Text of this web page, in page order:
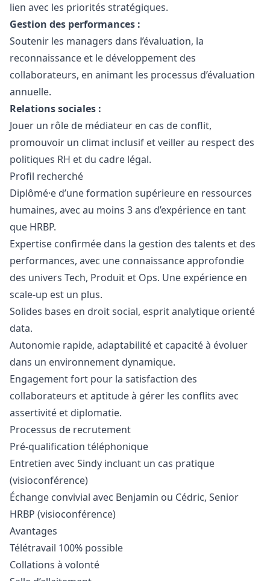
lien avec les priorités stratégiques.
Gestion des performances :
Soutenir les managers dans l’évaluation, la
reconnaissance et le développement des
collaborateurs, en animant les processus d’évaluation
annuelle.
Relations sociales :
Jouer un rôle de médiateur en cas de conflit,
promouvoir un climat inclusif et veiller au respect des
politiques RH et du cadre légal.
Profil recherché
Diplômé·e d’une formation supérieure en ressources
humaines, avec au moins 3 ans d’expérience en tant
que HRBP.
Expertise confirmée dans la gestion des talents et des
performances, avec une connaissance approfondie
des univers Tech, Produit et Ops. Une expérience en
scale-up est un plus.
Solides bases en droit social, esprit analytique orienté
data.
Autonomie rapide, adaptabilité et capacité à évoluer
dans un environnement dynamique.
Engagement fort pour la satisfaction des
collaborateurs et aptitude à gérer les conflits avec
assertivité et diplomatie.
Processus de recrutement
Pré-qualification téléphonique
Entretien avec Sindy incluant un cas pratique
(visioconférence)
Échange convivial avec Benjamin ou Cédric, Senior
HRBP (visioconférence)
Avantages
Télétravail 100% possible
Collations à volonté